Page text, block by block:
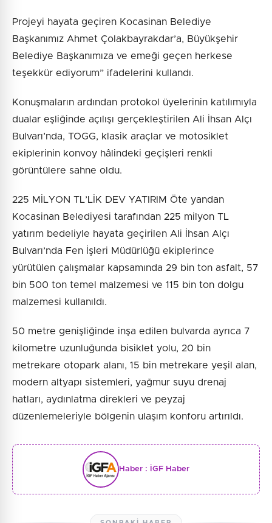
Projeyi hayata geçiren Kocasinan Belediye
Başkanımız Ahmet Çolakbayrakdar’a, Büyükşehir
Belediye Başkanımıza ve emeği geçen herkese
teşekkür ediyorum” ifadelerini kullandı.
Konuşmaların ardından protokol üyelerinin katılımıyla
dualar eşliğinde açılışı gerçekleştirilen Ali İhsan Alçı
Bulvarı’nda, TOGG, klasik araçlar ve motosiklet
ekiplerinin konvoy hâlindeki geçişleri renkli
görüntülere sahne oldu.
225 MİLYON TL’LİK DEV YATIRIM Öte yandan
Kocasinan Belediyesi tarafından 225 milyon TL
yatırım bedeliyle hayata geçirilen Ali İhsan Alçı
Bulvarı’nda Fen İşleri Müdürlüğü ekiplerince
yürütülen çalışmalar kapsamında 29 bin ton asfalt, 57
bin 500 ton temel malzemesi ve 115 bin ton dolgu
malzemesi kullanıldı.
50 metre genişliğinde inşa edilen bulvarda ayrıca 7
kilometre uzunluğunda bisiklet yolu, 20 bin
metrekare otopark alanı, 15 bin metrekare yeşil alan,
modern altyapı sistemleri, yağmur suyu drenaj
hatları, aydınlatma direkleri ve peyzaj
düzenlemeleriyle bölgenin ulaşım konforu artırıldı.
Haber : İGF Haber